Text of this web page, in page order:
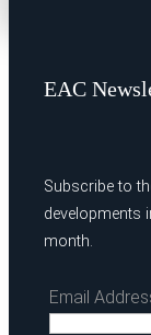
EAC
Subscribe to
developments
month.
Email